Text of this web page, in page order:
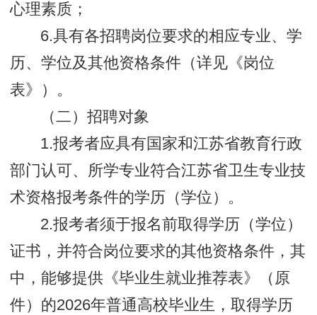
心理素质；
6.具有各招聘岗位要求的相应专业、学
历、学位及其他资格条件（详见《岗位
表》）。
（二）招聘对象
1.报考者应具有国家和江苏省教育行政
部门认可、所学专业符合江苏省卫生专业技
术资格报考条件的学历（学位）。
2.报考者须于报名前取得学历（学位）
证书，并符合岗位要求的其他资格条件，其
中，能够提供《毕业生就业推荐表》（原
件）的2026年普通高校毕业生，取得学历